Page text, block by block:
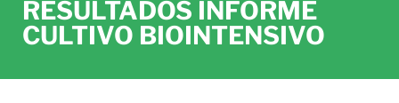
RESULTADOS INFORME
CULTIVO BIOINTENSIVO